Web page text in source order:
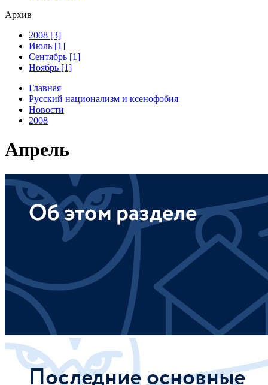
Архив
2008 [3]
Июль [1]
Сентябрь [1]
Ноябрь [1]
Главная
Русский национализм и ксенофобия
Новости
2008
Апрель